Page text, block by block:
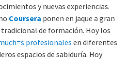
y nuevas experiencias.
Coursera ponen en jaque a gran
de formación. Hoy los
profesionales en diferentes
espacios de sabiduría. Hoy